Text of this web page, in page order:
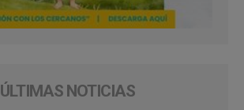
ÚLTIMAS NOTICIAS